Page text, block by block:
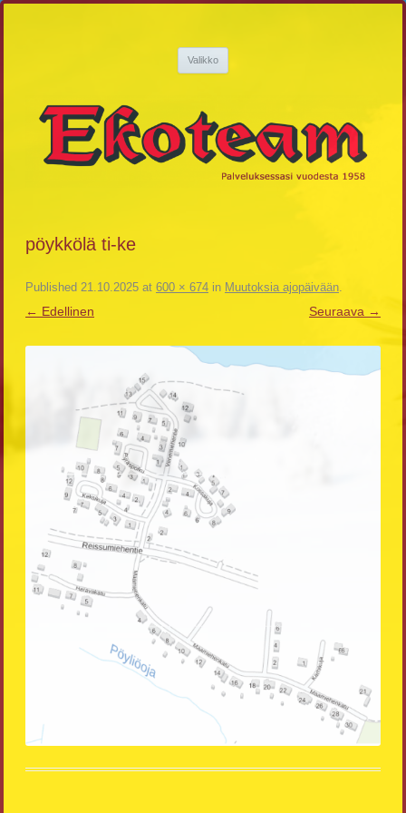
Valikko
pöykkölä ti-ke
Published 21.10.2025 at 600 × 674 in Muutoksia ajopäivään.
← Edellinen Seuraava →